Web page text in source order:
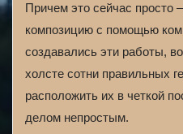
Причем это сейчас просто
композицию с помощью
создавались эти работы,
холсте сотни правильных
расположить их в четкой
делом непростым.